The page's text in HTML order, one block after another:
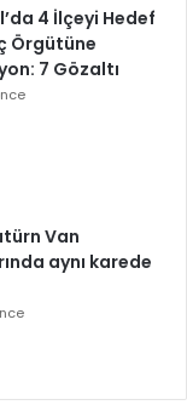
4 İlçeyi Hedef
Örgütüne
7 Gözaltı
Van
aynı karede